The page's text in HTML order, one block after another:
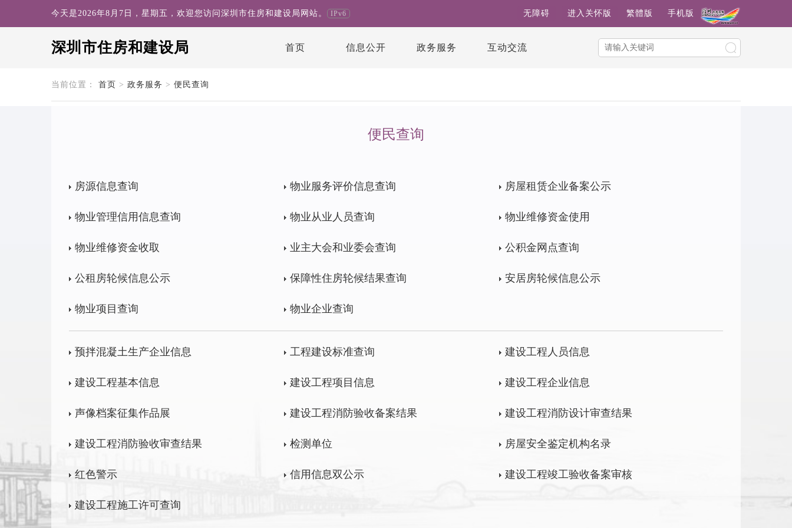
今天是2026年8月7日，星期五，欢迎您访问深圳市住房和建设局网站。 IPv6 无障碍 进入关怀版 繁體版 手机版
深圳市住房和建设局 首页 信息公开 政务服务 互动交流
search
当前位置： 首页 > 政务服务 > 便民查询
便民查询
房源信息查询 物业服务评价信息查询 房屋租赁企业备案公示
物业管理信用信息查询 物业从业人员查询 物业维修资金使用
物业维修资金收取 业主大会和业委会查询 公积金网点查询
公租房轮候信息公示 保障性住房轮候结果查询 安居房轮候信息公示
物业项目查询 物业企业查询
预拌混凝土生产企业信息 工程建设标准查询 建设工程人员信息
建设工程基本信息 建设工程项目信息 建设工程企业信息
声像档案征集作品展 建设工程消防验收备案结果 建设工程消防设计审查结果
建设工程消防验收审查结果 检测单位 房屋安全鉴定机构名录
红色警示 信用信息双公示 建设工程竣工验收备案审核
建设工程施工许可查询